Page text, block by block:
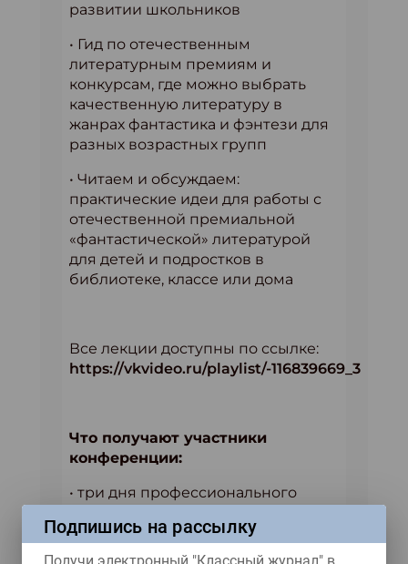
развитии школьников
• Гид по отечественным
литературным премиям и
конкурсам, где можно выбрать
качественную литературу в
жанрах фантастика и фэнтези для
разных возрастных групп
• Читаем и обсуждаем:
практические идеи для работы с
отечественной премиальной
«фантастической» литературой
для детей и подростков в
библиотеке, классе или дома
Все лекции доступны по ссылке:
https://vkvideo.ru/playlist/-116839669_3
Что получают участники
конференции:
• три дня профессионального
коллегами на конференции
Подпишись на рассылку